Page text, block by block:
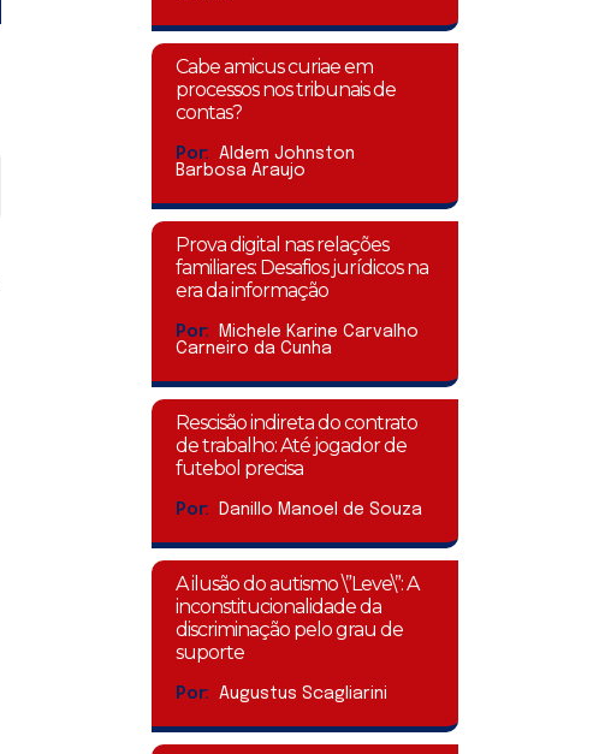
Cabe amicus curiae em
processos nos tribunais de
contas?
Por:
Aldem Johnston
Barbosa Araujo
Prova digital nas relações
familiares: Desafios jurídicos na
era da informação
Por:
Michele Karine Carvalho
Carneiro da Cunha
Rescisão indireta do contrato
de trabalho: Até jogador de
futebol precisa
Por: Danillo Manoel de Souza
A ilusão do autismo \”Leve\”: A
inconstitucionalidade da
discriminação pelo grau de
suporte
Por: Augustus Scagliarini